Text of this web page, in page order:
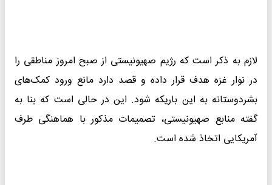
لازم به ذکر است که رژیم صهیونیستی از صبح امروز مناطقی را
در نوار غزه هدف قرار داده و قصد دارد مانع ورود کمک‌های
بشردوستانه به این باریکه شود. این در حالی است که بنا به
گفته منابع صهیونیستی، تصمیمات مذکور با هماهنگی طرف
آمریکایی اتخاذ شده است.